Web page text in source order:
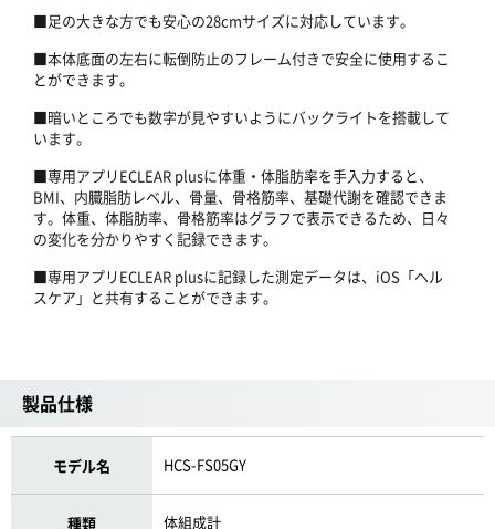
■足の大きな方でも安心の28cmサイズに対応しています。
■本体底面の左右に転倒防止のフレーム付きで安全に使用するこ
とができます。
■暗いところでも数字が見やすいようにバックライトを搭載して
います。
■専用アプリECLEAR plusに体重・体脂肪率を手入力すると、
BMI、内臓脂肪レベル、骨量、骨格筋率、基礎代謝を確認できま
す。体重、体脂肪率、骨格筋率はグラフで表示できるため、日々
の変化を分かりやすく記録できます。
■専用アプリECLEAR plusに記録した測定データは、iOS「ヘル
スケア」と共有することができます。
製品仕様
モデル名 HCS-FS05GY
種類 体組成計